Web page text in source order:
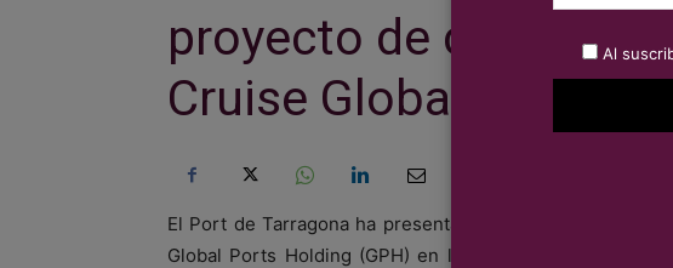
proyecto de cruceros
Cruise Global
El Port de Tarragona ha presentado su nuevo proyecto
Global Ports Holding (GPH) en la feria Seatrada Cruise
Al